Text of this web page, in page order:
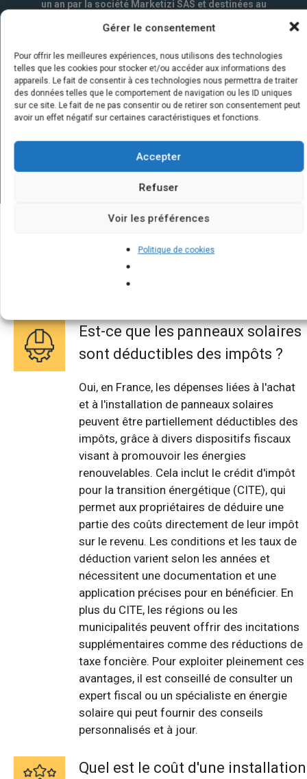
Gérer le consentement
Pour offrir les meilleures expériences, nous utilisons des technologies
telles que les cookies pour stocker et/ou accéder aux informations des
appareils. Le fait de consentir à ces technologies nous permettra de traiter
des données telles que le comportement de navigation ou les ID uniques
sur ce site. Le fait de ne pas consentir ou de retirer son consentement peut
avoir un effet négatif sur certaines caractéristiques et fonctions.
Accepter
Refuser
Voir les préférences
Politique de cookies
un an par la société Marketizi SAS et destinées au
Quelques infos sur nos centrales
solaires : questions et réponses
Est-ce que les panneaux solaires
sont déductibles des impôts ?
Oui, en France, les dépenses liées à l'achat
et à l'installation de panneaux solaires
peuvent être partiellement déductibles des
impôts, grâce à divers dispositifs fiscaux
visant à promouvoir les énergies
renouvelables. Cela inclut le crédit d'impôt
pour la transition énergétique (CITE), qui
permet aux propriétaires de déduire une
partie des coûts directement de leur impôt
sur le revenu. Les conditions et les taux de
déduction varient selon les années et
nécessitent une documentation et une
application précises pour en bénéficier. En
plus du CITE, les régions ou les
municipalités peuvent offrir des incitations
supplémentaires comme des réductions de
taxe foncière. Pour exploiter pleinement ces
avantages, il est conseillé de consulter un
expert fiscal ou un spécialiste en énergie
solaire qui peut fournir des conseils
personnalisés et à jour.
Quel est le coût d'une installation